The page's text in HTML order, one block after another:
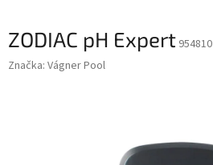
ZODIAC pH Expert 954810
Značka: Vágner Pool